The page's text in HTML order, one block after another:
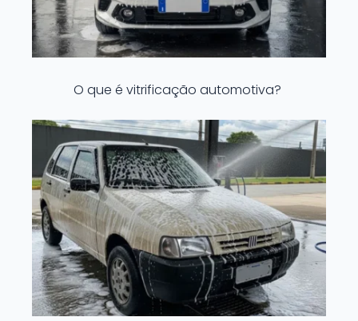
O que é vitrificação automotiva?